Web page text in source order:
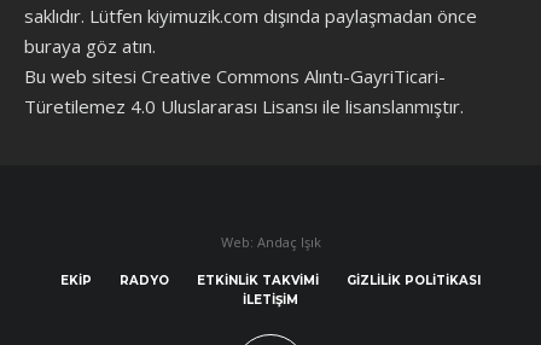
saklıdır. Lütfen kiyimuzik.com dışında paylaşmadan önce
buraya göz atın.
Bu web sitesi Creative Commons Alıntı-GayriTicari-
Türetilemez 4.0 Uluslararası Lisansı ile lisanslanmıştır.
Web: Andaç Işık
EKIP RADYO ETKINLIK TAKVIMI
GIZLILIK POLITIKASI
İLETIŞIM